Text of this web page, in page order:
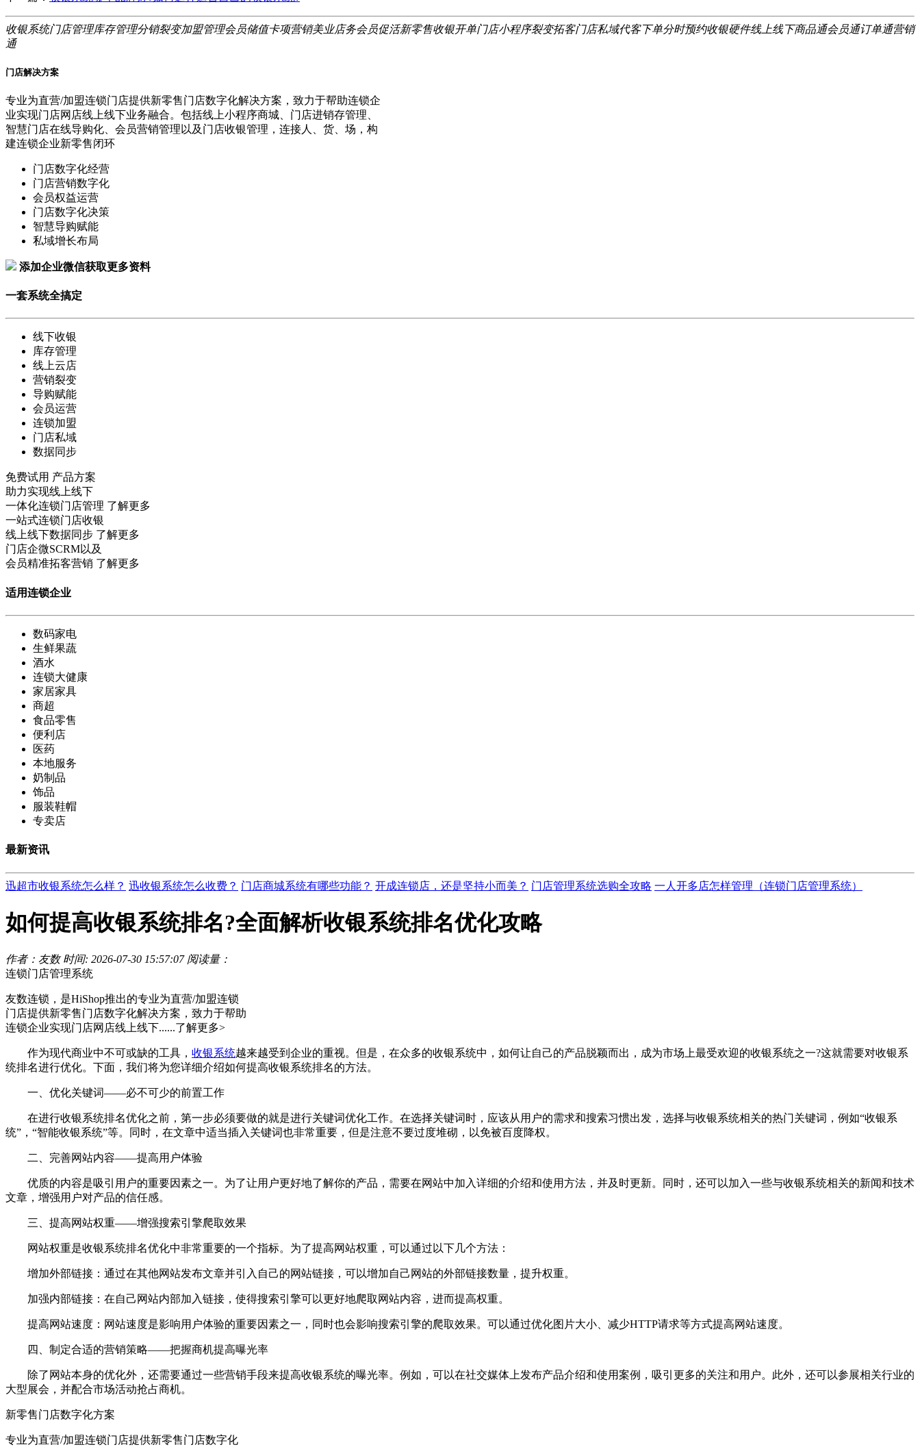
收银系统门店管理库存管理分销裂变加盟管理会员储值卡项营销美业店务会员促活新零售收银开单门店小程序裂变拓客门店私域代客下单分时预约收银硬件线上线下商品通会员通订单通营销
通
门店解决方案
专业为直营/加盟连锁门店提供新零售门店数字化解决方案，致力于帮助连锁企
业实现门店网店线上线下业务融合。包括线上小程序商城、门店进销存管理、
智慧门店在线导购化、会员营销管理以及门店收银管理，连接人、货、场，构
建连锁企业新零售闭环
门店数字化经营
门店营销数字化
会员权益运营
门店数字化决策
智慧导购赋能
私域增长布局
添加企业微信获取更多资料
一套系统全搞定
线下收银
库存管理
线上云店
营销裂变
导购赋能
会员运营
连锁加盟
门店私域
数据同步
免费试用 产品方案
助力实现线上线下
一体化连锁门店管理 了解更多
一站式连锁门店收银
线上线下数据同步 了解更多
门店企微SCRM以及
会员精准拓客营销 了解更多
适用连锁企业
数码家电
生鲜果蔬
酒水
连锁大健康
家居家具
商超
食品零售
便利店
医药
本地服务
奶制品
饰品
服装鞋帽
专卖店
最新资讯
迅超市收银系统怎么样？ 迅收银系统怎么收费？ 门店商城系统有哪些功能？ 开成连锁店，还是坚持小而美？ 门店管理系统选购全攻略 一人开多店怎样管理（连锁门店管理系统）
如何提高收银系统排名?全面解析收银系统排名优化攻略
作者：友数 时间: 2026-07-30 15:57:07 阅读量：
连锁门店管理系统
友数连锁，是HiShop推出的专业为直营/加盟连锁
门店提供新零售门店数字化解决方案，致力于帮助
连锁企业实现门店网店线上线下......了解更多>
作为现代商业中不可或缺的工具， 收银系统越来越受到企业的重视。但是，在众多的收银系统中，如何让自己的产品脱颖而出，成为市场上最受欢迎的收银系统之一?这就需要对收银系
统排名进行优化。下面，我们将为您详细介绍如何提高收银系统排名的方法。
一、优化关键词——必不可少的前置工作
在进行收银系统排名优化之前，第一步必须要做的就是进行关键词优化工作。在选择关键词时，应该从用户的需求和搜索习惯出发，选择与收银系统相关的热门关键词，例如“收银系
统”，“智能收银系统”等。同时，在文章中适当插入关键词也非常重要，但是注意不要过度堆砌，以免被百度降权。
二、完善网站内容——提高用户体验
优质的内容是吸引用户的重要因素之一。为了让用户更好地了解你的产品，需要在网站中加入详细的介绍和使用方法，并及时更新。同时，还可以加入一些与收银系统相关的新闻和技术
文章，增强用户对产品的信任感。
三、提高网站权重——增强搜索引擎爬取效果
网站权重是收银系统排名优化中非常重要的一个指标。为了提高网站权重，可以通过以下几个方法：
增加外部链接：通过在其他网站发布文章并引入自己的网站链接，可以增加自己网站的外部链接数量，提升权重。
加强内部链接：在自己网站内部加入链接，使得搜索引擎可以更好地爬取网站内容，进而提高权重。
提高网站速度：网站速度是影响用户体验的重要因素之一，同时也会影响搜索引擎的爬取效果。可以通过优化图片大小、减少HTTP请求等方式提高网站速度。
四、制定合适的营销策略——把握商机提高曝光率
除了网站本身的优化外，还需要通过一些营销手段来提高收银系统的曝光率。例如，可以在社交媒体上发布产品介绍和使用案例，吸引更多的关注和用户。此外，还可以参展相关行业的
大型展会，并配合市场活动抢占商机。
新零售门店数字化方案
专业为直营/加盟连锁门店提供新零售门店数字化